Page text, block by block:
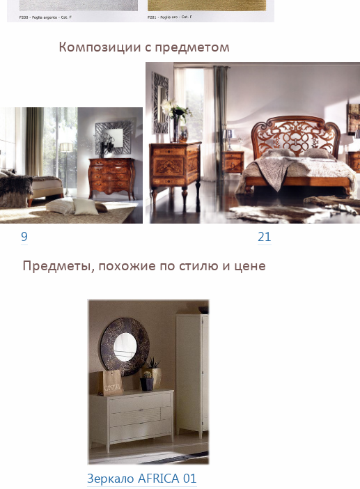
Композиции с предметом
9 21
Предметы, похожие по стилю и цене
Зеркало AFRICA 01